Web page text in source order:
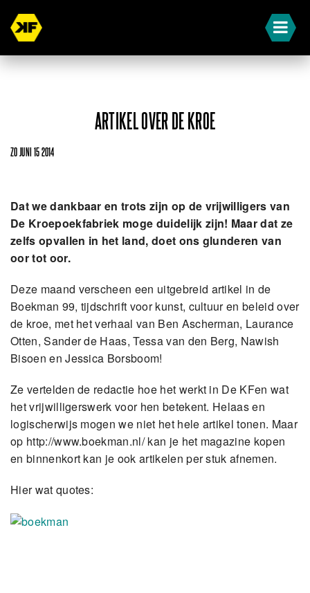
ARTIKEL OVER DE KROE
ZO JUNI 15 2014
Dat we dankbaar en trots zijn op de vrijwilligers van
De Kroepoekfabriek moge duidelijk zijn! Maar dat ze
zelfs opvallen in het land, doet ons glunderen van
oor tot oor.
Deze maand verscheen een uitgebreid artikel in de
Boekman 99, tijdschrift voor kunst, cultuur en beleid over
de kroe, met het verhaal van Ben Ascherman, Laurance
Otten, Sander de Haas, Tessa van den Berg, Nawish
Bisoen en Jessica Borsboom!
Ze vertelden de redactie hoe het werkt in De KFen wat
het vrijwilligerswerk voor hen betekent. Helaas en
logischerwijs mogen we niet het hele artikel tonen. Maar
op http://www.boekman.nl/ kan je het magazine kopen
en binnenkort kan je ook artikelen per stuk afnemen.
Hier wat quotes: